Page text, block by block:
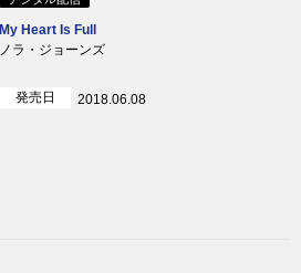
My Heart Is Full
ノラ・ジョーンズ
発売日 2018.06.08